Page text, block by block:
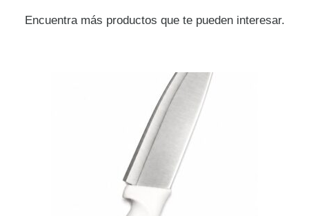
Encuentra más productos que te pueden interesar.